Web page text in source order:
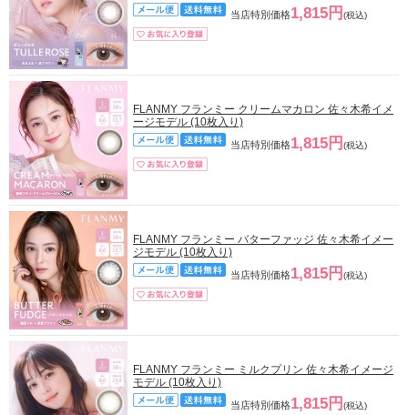
当店特別価格1,815円 (税込)
FLANMY フランミー クリームマカロン 佐々木希イメ
ージモデル (10枚入り)
当店特別価格1,815円 (税込)
FLANMY フランミー バターファッジ 佐々木希イメー
ジモデル (10枚入り)
当店特別価格1,815円 (税込)
FLANMY フランミー ミルクプリン 佐々木希イメージ
モデル (10枚入り)
当店特別価格1,815円 (税込)